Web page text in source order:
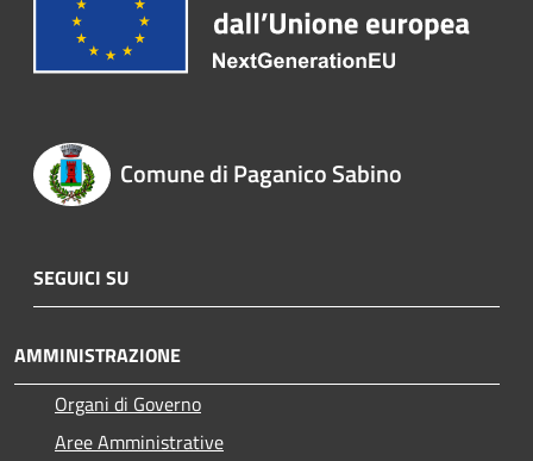
Comune di Paganico Sabino
SEGUICI SU
AMMINISTRAZIONE
Organi di Governo
Aree Amministrative